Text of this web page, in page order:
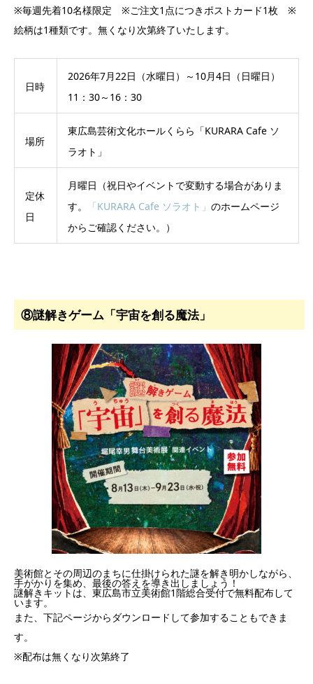
※毎週先着10名様限定 ※ご注文1点につきポストカード1枚 ※
絵柄は1種類です。無くなり次第終了いたします。
日時
2026年7月22日（水曜日）～10月4日（日曜日）
11：30～16：30
場所
東広島芸術文化ホールくらら「KURARA Cafe ソ
ラオト」
定休
日
月曜日（祝日やイベントで変動する場合がありま
す。
「KURARA Cafe ソラオト」 のホームページ
からご確認ください。）
⑧謎解きゲーム「宇宙を創る魔法」
美術館とその周辺のまちに仕掛けられた謎を解き明かしながら、
手がかりを集め、最後の答えを導き出しましょう！
謎解きキットは、東広島市立美術館1階総合受付で無料配布して
います。
また、下記ページからダウンロードして参加することもできま
す。
※配布は無くなり次第終了